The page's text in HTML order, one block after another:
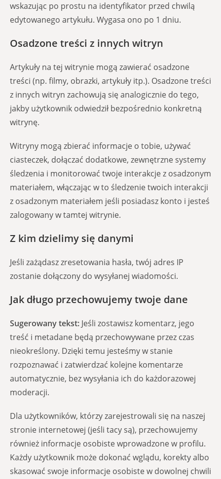
wskazując po prostu na identyfikator przed chwilą
edytowanego artykułu. Wygasa ono po 1 dniu.
Osadzone treści z innych witryn
Artykuły na tej witrynie mogą zawierać osadzone
treści (np. filmy, obrazki, artykuły itp.). Osadzone treści
z innych witryn zachowują się analogicznie do tego,
jakby użytkownik odwiedził bezpośrednio konkretną
witrynę.
Witryny mogą zbierać informacje o tobie, używać
ciasteczek, dołączać dodatkowe, zewnętrzne systemy
śledzenia i monitorować twoje interakcje z osadzonym
materiałem, włączając w to śledzenie twoich interakcji
z osadzonym materiałem jeśli posiadasz konto i jesteś
zalogowany w tamtej witrynie.
Z kim dzielimy się danymi
Jeśli zażądasz zresetowania hasła, twój adres IP
zostanie dołączony do wysyłanej wiadomości.
Jak długo przechowujemy twoje dane
Sugerowany tekst: Jeśli zostawisz komentarz, jego
treść i metadane będą przechowywane przez czas
nieokreślony. Dzięki temu jesteśmy w stanie
rozpoznawać i zatwierdzać kolejne komentarze
automatycznie, bez wysyłania ich do każdorazowej
moderacji.
Dla użytkowników, którzy zarejestrowali się na naszej
stronie internetowej (jeśli tacy są), przechowujemy
również informacje osobiste wprowadzone w profilu.
Każdy użytkownik może dokonać wglądu, korekty albo
skasować swoje informacje osobiste w dowolnej chwili